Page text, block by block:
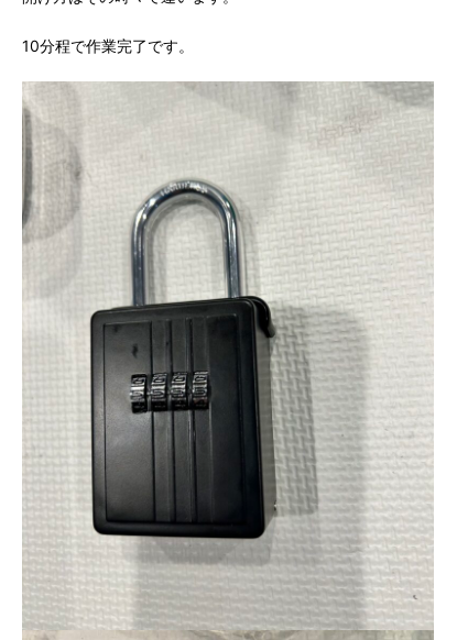
10分程で作業完了です。